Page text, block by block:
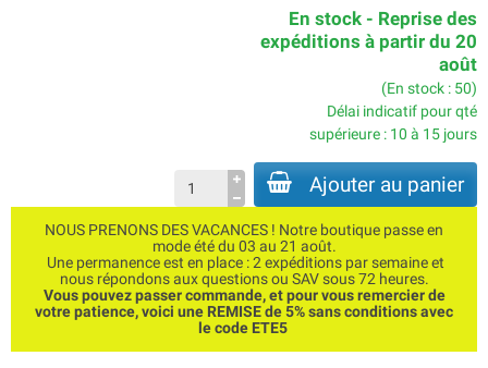
En stock - Reprise des
expéditions à partir du 20
août
(En stock : 50)
Délai indicatif pour qté
supérieure : 10 à 15 jours
Ajouter au panier
NOUS PRENONS DES VACANCES ! Notre boutique passe en
mode été du 03 au 21 août.
Une permanence est en place : 2 expéditions par semaine et
nous répondons aux questions ou SAV sous 72 heures.
Vous pouvez passer commande, et pour vous remercier de
votre patience, voici une REMISE de 5% sans conditions avec
le code ETE5